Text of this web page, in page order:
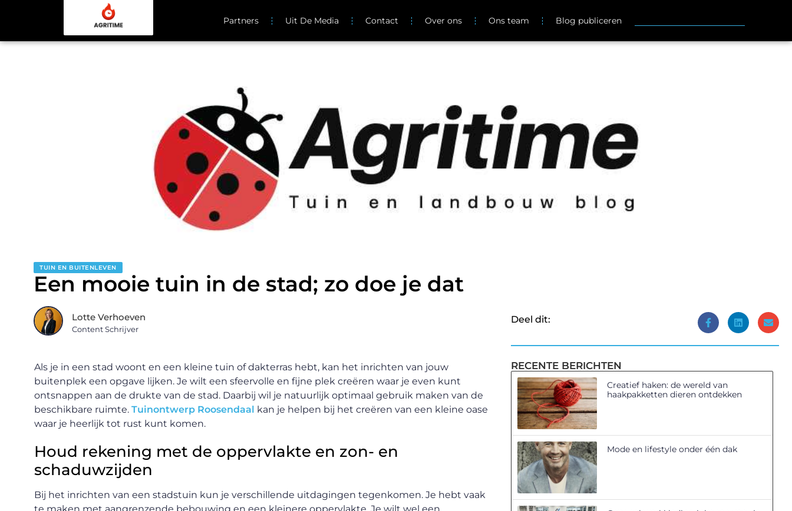
Partners Uit De Media Contact Over ons Ons team Blog publiceren
TUIN EN BUITENLEVEN
Een mooie tuin in de stad; zo doe je dat
Lotte Verhoeven
Content Schrijver
Als je in een stad woont en een kleine tuin of dakterras hebt, kan het inrichten van jouw
buitenplek een opgave lijken. Je wilt een sfeervolle en fijne plek creëren waar je even kunt
ontsnappen aan de drukte van de stad. Daarbij wil je natuurlijk optimaal gebruik maken van de
beschikbare ruimte. Tuinontwerp Roosendaal kan je helpen bij het creëren van een kleine oase
waar je heerlijk tot rust kunt komen.
Houd rekening met de oppervlakte en zon- en
schaduwzijden
Bij het inrichten van een stadstuin kun je verschillende uitdagingen tegenkomen. Je hebt vaak
Deel dit:
RECENTE BERICHTEN
Creatief haken: de wereld van
haakpakketten dieren ontdekken
Mode en lifestyle onder één dak